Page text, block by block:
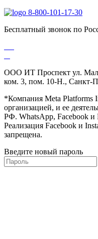
8-800-101-17-30
Бесплатный звонок по
ООО ИТ Проспект ул.
ком. 3, пом. 10-Н., Санкт-
*Компания Meta Platforms
организацией, и ее
РФ. WhatsApp, Facebook и
Реализация Facebook и
запрещена.
Введите новый пароль